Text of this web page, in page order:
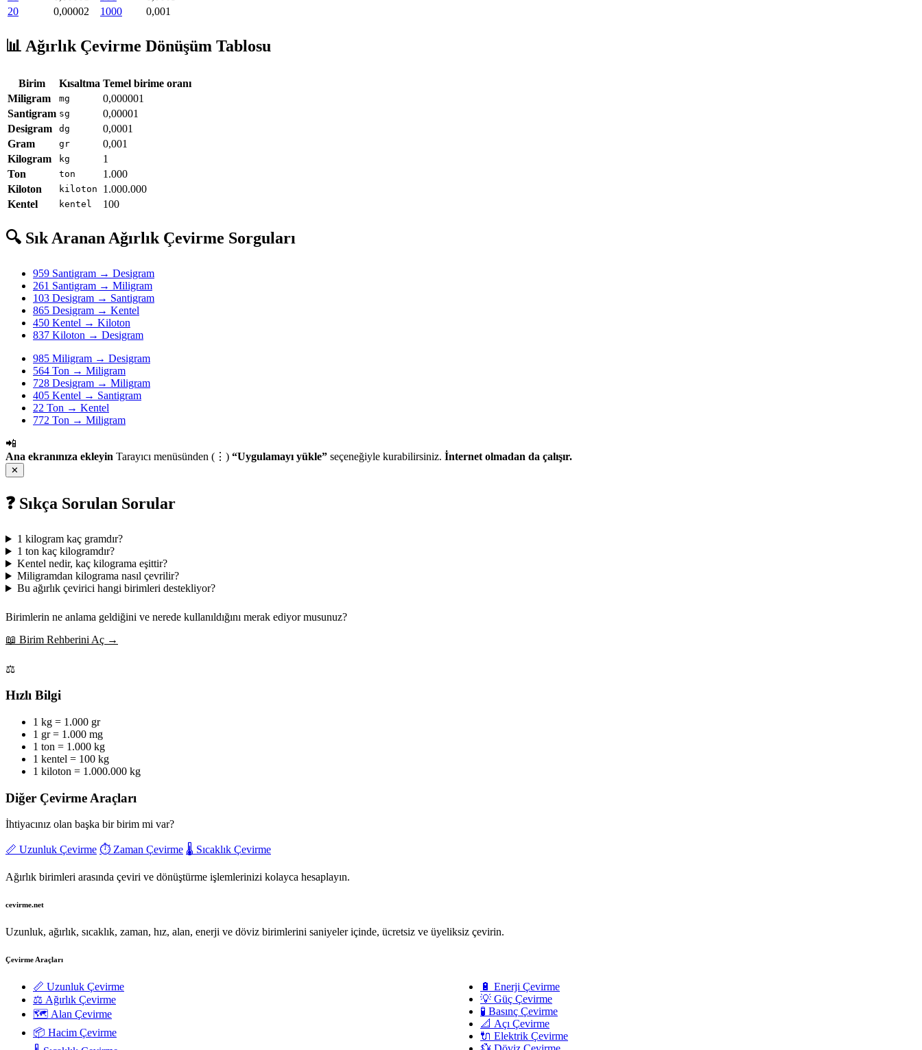
20
0,00002 1000 0,001
📊 Ağırlık Çevirme Dönüşüm Tablosu
Birim Kısaltma Temel birime oranı
Miligram
mg
0,000001
Santigram sg
0,00001
Desigram
dg
0,0001
Gram
gr
0,001
Kilogram
kg
1
Ton
ton
1.000
Kiloton
kiloton
1.000.000
Kentel
kentel 100
🔍 Sık Aranan Ağırlık Çevirme Sorguları
959 Santigram → Desigram
261 Santigram → Miligram
103 Desigram → Santigram
865 Desigram → Kentel
450 Kentel → Kiloton
837 Kiloton → Desigram
985 Miligram → Desigram
564 Ton → Miligram
728 Desigram → Miligram
405 Kentel → Santigram
22 Ton → Kentel
772 Ton → Miligram
📲
Ana ekranınıza ekleyin Tarayıcı menüsünden (⋮) “Uygulamayı yükle” seçeneğiyle kurabilirsiniz. İnternet olmadan da çalışır.
✕
❓ Sıkça Sorulan Sorular
1 kilogram kaç gramdır?
1 ton kaç kilogramdır?
Kentel nedir, kaç kilograma eşittir?
Miligramdan kilograma nasıl çevrilir?
Bu ağırlık çevirici hangi birimleri destekliyor?
Birimlerin ne anlama geldiğini ve nerede kullanıldığını merak ediyor musunuz?
📖 Birim Rehberini Aç →
⚖️
Hızlı Bilgi
1 kg = 1.000 gr
1 gr = 1.000 mg
1 ton = 1.000 kg
1 kentel = 100 kg
1 kiloton = 1.000.000 kg
Diğer Çevirme Araçları
İhtiyacınız olan başka bir birim mi var?
📏 Uzunluk Çevirme ⏱️ Zaman Çevirme 🌡️ Sıcaklık Çevirme
Ağırlık birimleri arasında çeviri ve dönüştürme işlemlerinizi kolayca hesaplayın.
cevirme.net
Uzunluk, ağırlık, sıcaklık, zaman, hız, alan, enerji ve döviz birimlerini saniyeler içinde, ücretsiz ve üyeliksiz çevirin.
Çevirme Araçları
📏 Uzunluk Çevirme
⚖️ Ağırlık Çevirme
🗺️ Alan Çevirme
📦 Hacim Çevirme
🔋 Enerji Çevirme
💡 Güç Çevirme
🧪 Basınç Çevirme
📐 Açı Çevirme
🔌 Elektrik Çevirme